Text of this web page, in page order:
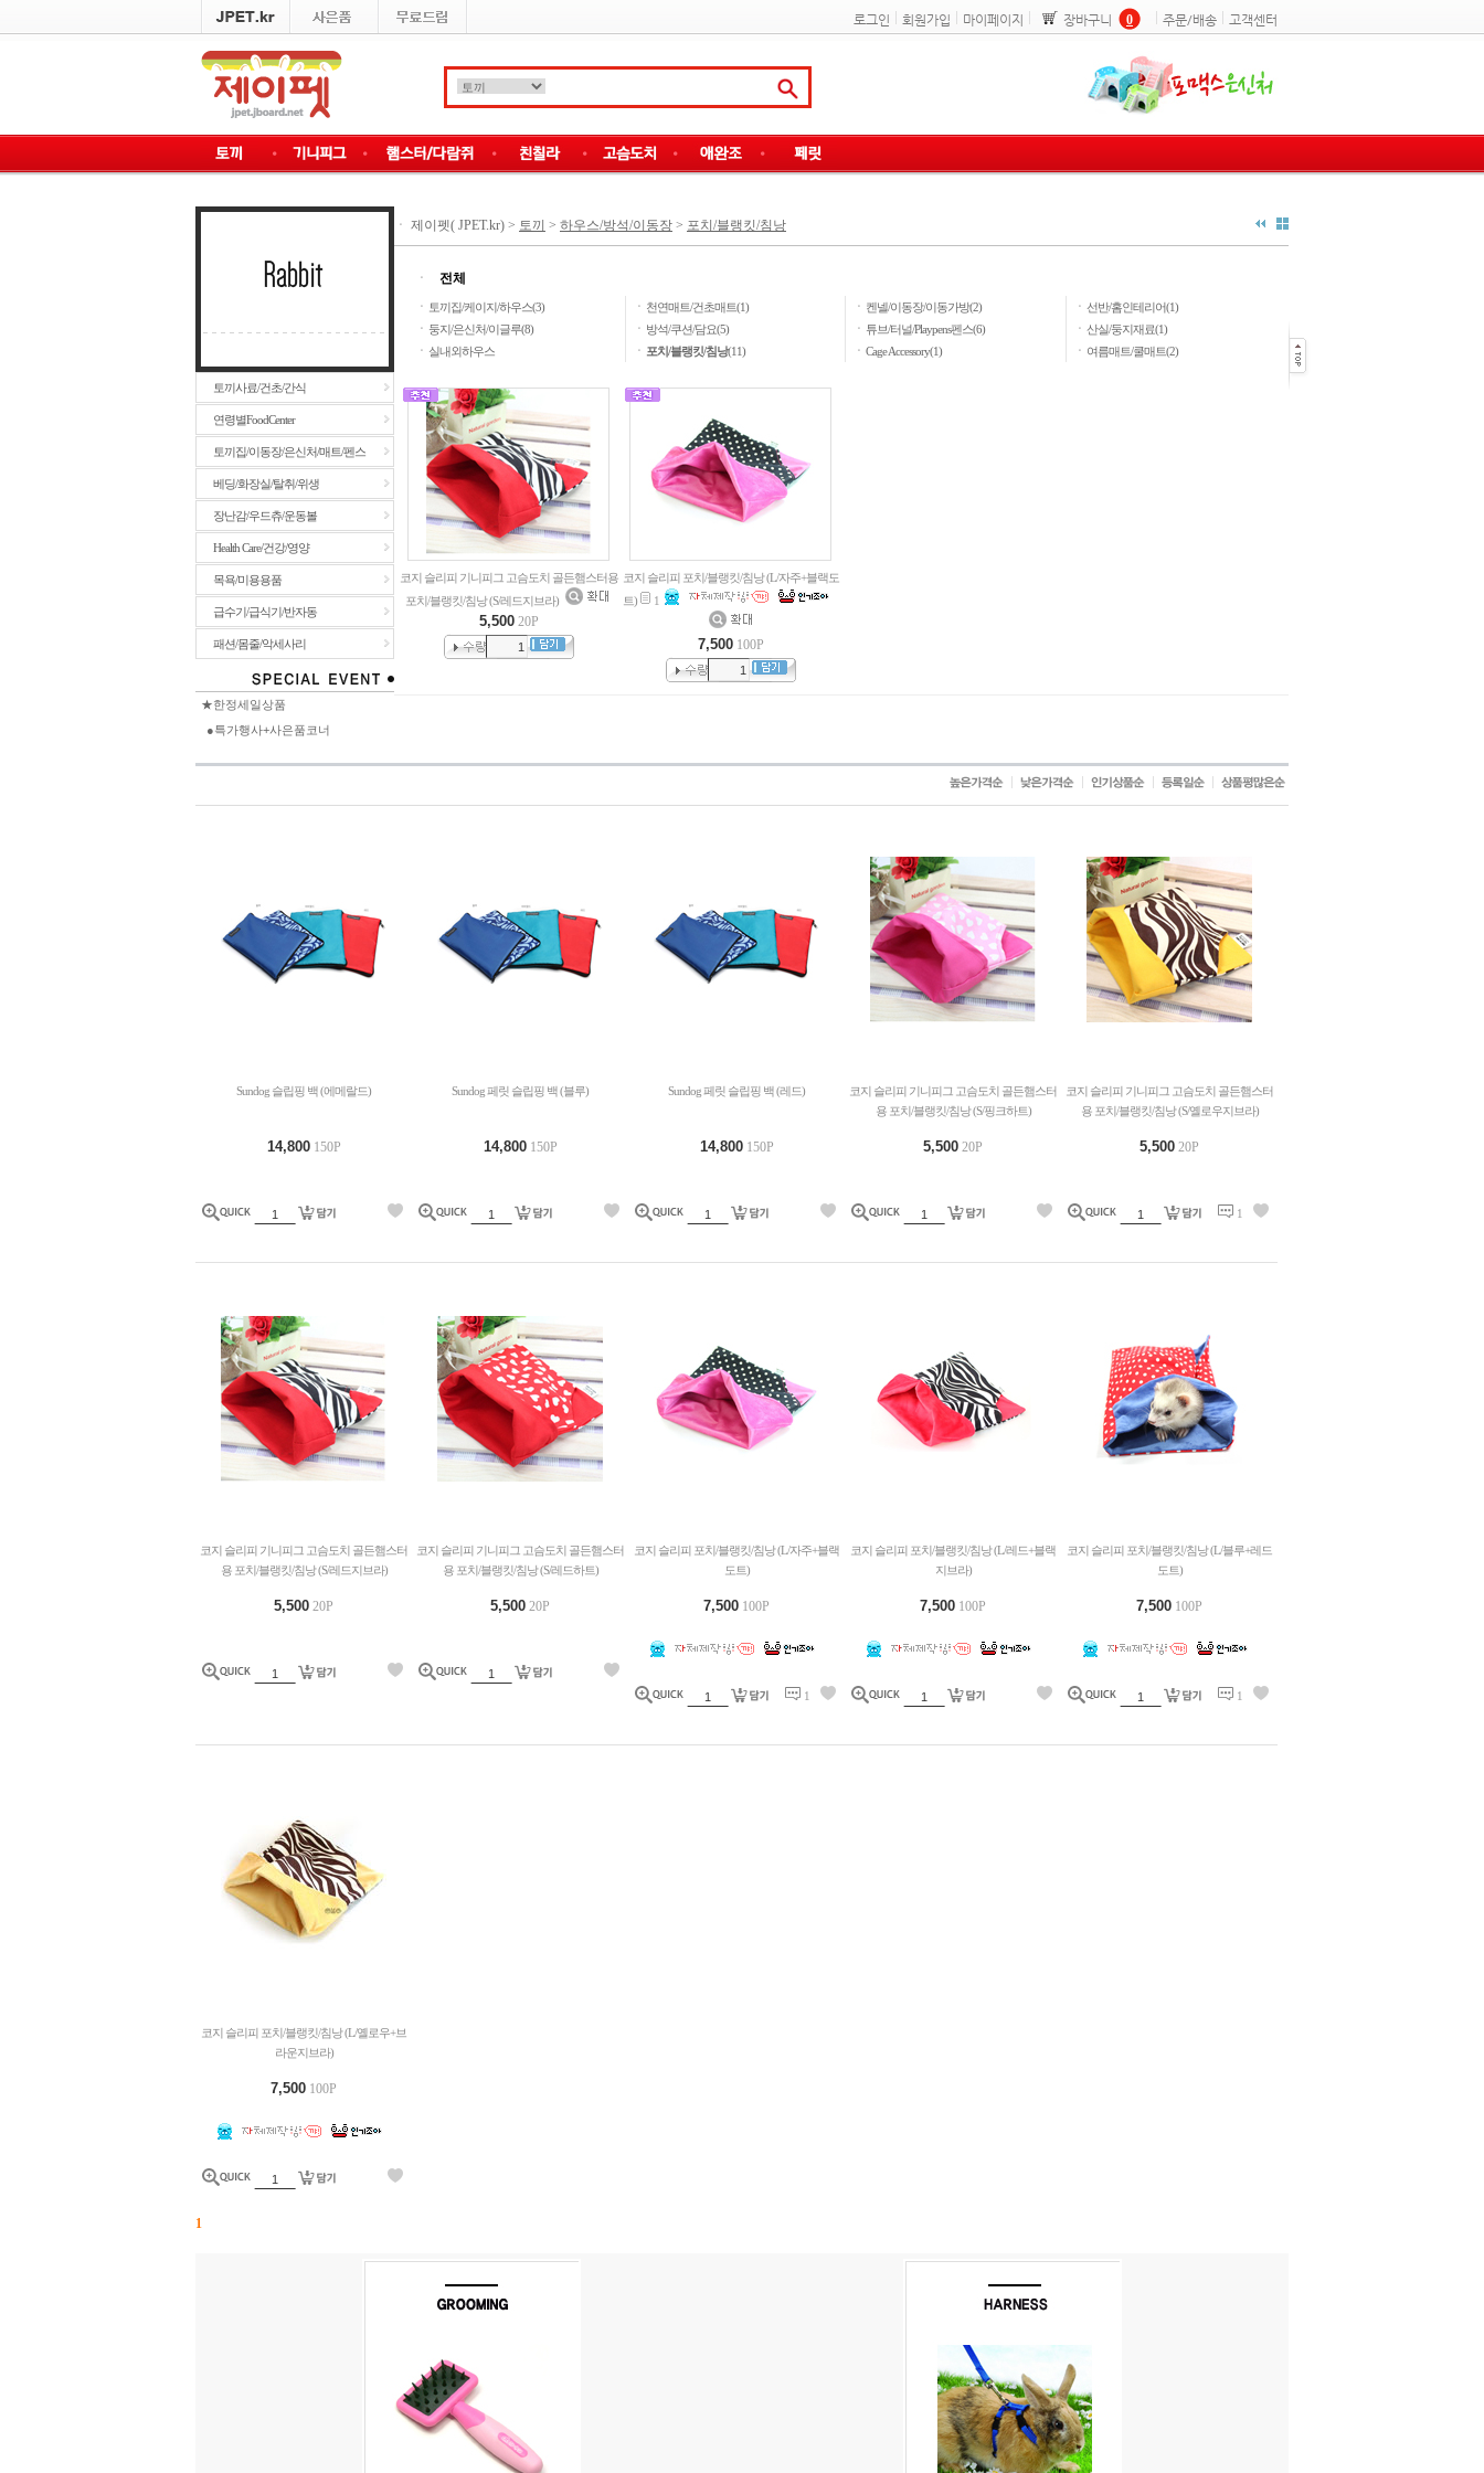
로그인 회원가입 마이페이지 장바구니 0 주문/배송 고객센터
토끼사료/건초/간식
연령별FoodCenter
토끼집/이동장/은신처/매트/펜스
베딩/화장실/탈취/위생
장난감/우드츄/운동볼
Health Care/건강/영양
목욕/미용용품
급수기/급식기/반자동
패션/몸줄/악세사리
★한정세일상품
●특가행사+사은품코너
ㆍ 제이펫( JPET.kr) > 토끼 > 하우스/방석/이동장 > 포치/블랭킷/침낭
ㆍ
전체
ㆍ 토끼집/케이지/하우스(3) ㆍ 천연매트/건초매트(1) ㆍ 켄넬/이동장/이동가방(2) ㆍ 선반/홈인테리어(1)
ㆍ 둥지/은신처/이글루(8) ㆍ 방석/쿠션/담요(5) ㆍ 튜브/터널/Playpens펜스(6) ㆍ 산실/둥지재료(1)
ㆍ 실내외하우스 ㆍ 포치/블랭킷/침낭(11) ㆍ Cage Accessory(1) ㆍ 여름매트/쿨매트(2)
코지 슬리피 기니피그 고슴도치 골든햄스터용
포치/블랭킷/침낭 (S/레드지브라)
5,500 20P
코지 슬리피 포치/블랭킷/침낭 (L/자주+블랙도
트)
1
7,500 100P
Sundog 슬립핑 백 (에메랄드)
14,800 150P
Sundog 페릿 슬립핑 백 (블루)
14,800 150P
Sundog 페릿 슬립핑 백 (레드)
14,800 150P
코지 슬리피 기니피그 고슴도치 골든햄스터
용 포치/블랭킷/침낭 (S/핑크하트)
5,500 20P
코지 슬리피 기니피그 고슴도치 골든햄스터
용 포치/블랭킷/침낭 (S/옐로우지브라)
5,500 20P
1
코지 슬리피 기니피그 고슴도치 골든햄스터
용 포치/블랭킷/침낭 (S/레드지브라)
5,500 20P
코지 슬리피 기니피그 고슴도치 골든햄스터
용 포치/블랭킷/침낭 (S/레드하트)
5,500 20P
코지 슬리피 포치/블랭킷/침낭 (L/자주+블랙
도트)
7,500 100P
1
코지 슬리피 포치/블랭킷/침낭 (L/레드+블랙
지브라)
7,500 100P
코지 슬리피 포치/블랭킷/침낭 (L/블루+레드
도트)
7,500 100P
1
코지 슬리피 포치/블랭킷/침낭 (L/옐로우+브
라운지브라)
7,500 100P
1